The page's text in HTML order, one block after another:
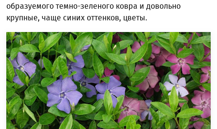
образуемого темно-зеленого ковра и довольно
крупные, чаще синих оттенков, цветы.